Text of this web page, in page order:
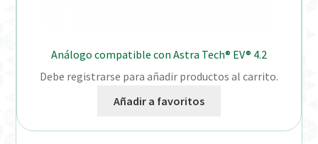
Análogo compatible con Astra Tech® EV® 4.2
Debe registrarse para añadir productos al carrito.
Añadir a favoritos